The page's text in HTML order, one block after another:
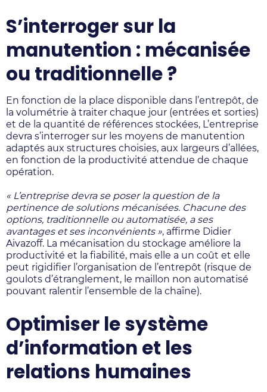
S’interroger sur la
manutention : mécanisée
ou traditionnelle ?
En fonction de la place disponible dans l’entrepôt, de
la volumétrie à traiter chaque jour (entrées et sorties)
et de la quantité de références stockées, L’entreprise
devra s’interroger sur les moyens de manutention
adaptés aux structures choisies, aux largeurs d’allées,
en fonction de la productivité attendue de chaque
opération.
« L’entreprise devra se poser la question de la
pertinence de solutions mécanisées. Chacune des
options, traditionnelle ou automatisée, a ses
avantages et ses inconvénients », affirme Didier
Aivazoff. La mécanisation du stockage améliore la
productivité et la fiabilité, mais elle a un coût et elle
peut rigidifier l’organisation de l’entrepôt (risque de
goulots d’étranglement, le maillon non automatisé
pouvant ralentir l’ensemble de la chaîne).
Optimiser le système
d’information et les
relations humaines